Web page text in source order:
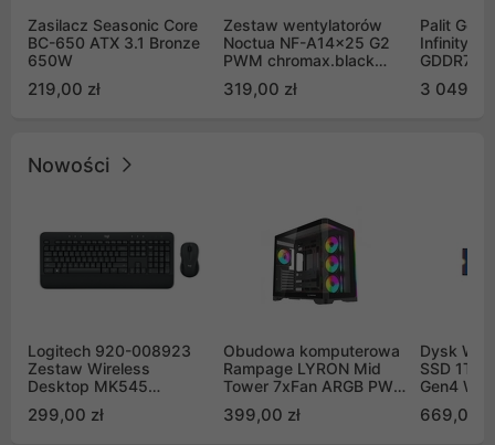
Zasilacz Seasonic Core
BC-650 ATX 3.1 Bronze
650W
219,00 zł
Zestaw wentylatorów
Noctua NF-A14x25 G2
PWM chromax.black
Push Pull (2szt)
319,00 zł
Palit
Infinity 3
GDDR7
GB2050S)
3 049,00
Nowości
Logitech 920-008923
Zestaw Wireless
Desktop MK545
299,00 zł
Obudowa komputerowa
Rampage LYRON Mid
Tower 7xFan ARGB PWM
399,00 zł
Dysk WD
SSD 1TB
Gen4
669,00